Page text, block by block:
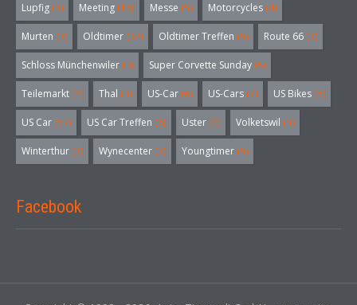
Lupfig (3) Meeting (18) Messe (5) Motorcycles (4)
Murten (3) Oldtimer (32) Oldtimer Treffen (5) Route 66 (3)
Schloss Münchenwiler (3) Super Corvette Sunday (5)
Teilemarkt (4) Thal (3) US-Car (6) US-Cars (7) US Bikes (5)
US Car (57) US Car Treffen (6) Uster (4) Volketswil (3)
Winterthur (3) Wynecenter (3) Youngtimer (5)
Facebook